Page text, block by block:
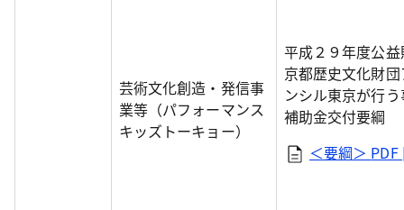
芸術文化創造・発信事
業等（パフォーマンス
キッズトーキョー）
平成２９年度公
京都歴史文化財
ンシル東京が行
補助金交付要綱
＜要綱＞